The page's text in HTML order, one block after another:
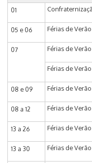
01
05 e 06 Férias de Verão
07 Férias de Verão
Férias de Verão
08 e 09 Férias de Verão
08 a 12 Férias de Verão
13 a 26 Férias de Verão
13 a 30 Férias de Verão